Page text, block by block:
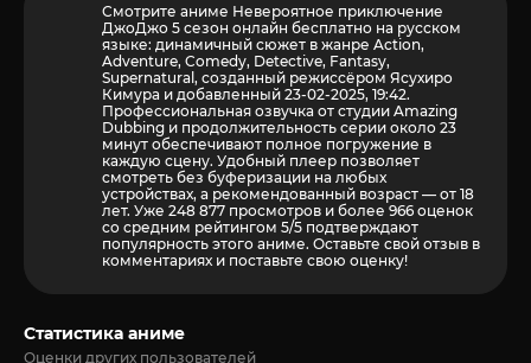
Смотрите аниме Невероятное приключение
ДжоДжо 5 сезон онлайн бесплатно на русском
языке: динамичный сюжет в жанре Action,
Adventure, Comedy, Detective, Fantasy,
Supernatural, созданный режиссёром Ясухиро
Кимура и добавленный 23-02-2025, 19:42.
Профессиональная озвучка от студии Amazing
Dubbing и продолжительность серии около 23
минут обеспечивают полное погружение в
каждую сцену. Удобный плеер позволяет
смотреть без буферизации на любых
устройствах, а рекомендованный возраст — от 18
лет. Уже 248 877 просмотров и более 966 оценок
со средним рейтингом 5/5 подтверждают
популярность этого аниме. Оставьте свой отзыв в
комментариях и поставьте свою оценку!
Статистика аниме
Оценки других пользователей